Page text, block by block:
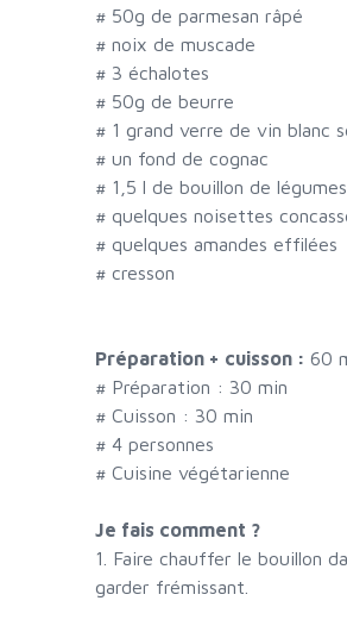
# 50g de parmesan râpé
# noix de muscade
# 3 échalotes
# 50g de beurre
# 1 grand verre de vin blanc
# un fond de cognac
# 1,5 l de bouillon de
# quelques noisettes
# quelques amandes effilées
# cresson
Préparation + cuisson : 60
# Préparation : 30 min
# Cuisson : 30 min
# 4 personnes
# Cuisine végétarienne
Je fais comment ?
1. Faire chauffer le bouillon
garder frémissant.